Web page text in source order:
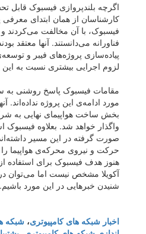
اگرچه بلندپروازی فیسبوک قابل
کارشناسان از همان ابتدای معرفی
فیسبوک، با آن مخالفت می‌کردند
فناورانه می‌دانستند. آنها معتقد
پیاده‌سازی پروژه‌های فیبر و
لزوم اجرایی بیشتری نسبت به این
مقامات فیسبوک پاسخ روشنی به
مورد ادامه‌ی این پروژه نداده‌اند.
بخش ساخت هواپیمای نهایی به
واگذار خواهد شد. بعلاوه فیسبوک
صورت گرفته در این مسیر
حرکت و نیروی محرکه‌ی هواپیما
هنوز هدف فیسبوک برای استفاده
آکویلا مشخص نیست اما می‌توان در
شنیدن خبرهایی در این مورد باشیم.
اخبار شبکه های کامپیوتری، شبکه